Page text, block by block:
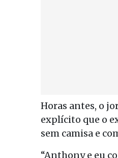
Horas antes, o
explícito que o
sem camisa e
“Anthony e eu